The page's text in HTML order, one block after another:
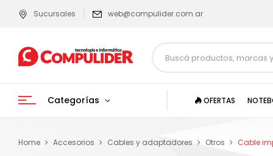
Sucursales web@compulider.com.ar
Categorías OFERTAS
Home Accesorios Cables y adaptadores Otros Cable